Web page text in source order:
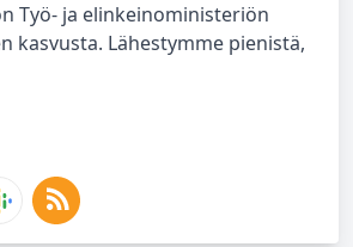
Työ- ja elinkeinoministeriön
kasvusta. Lähestymme pienistä,